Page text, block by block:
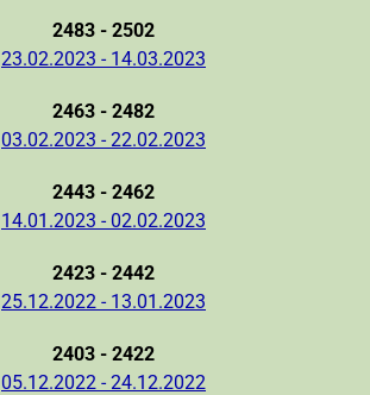
2483 - 2502
23.02.2023 - 14.03.2023
2463 - 2482
03.02.2023 - 22.02.2023
2443 - 2462
14.01.2023 - 02.02.2023
2423 - 2442
25.12.2022 - 13.01.2023
2403 - 2422
05.12.2022 - 24.12.2022